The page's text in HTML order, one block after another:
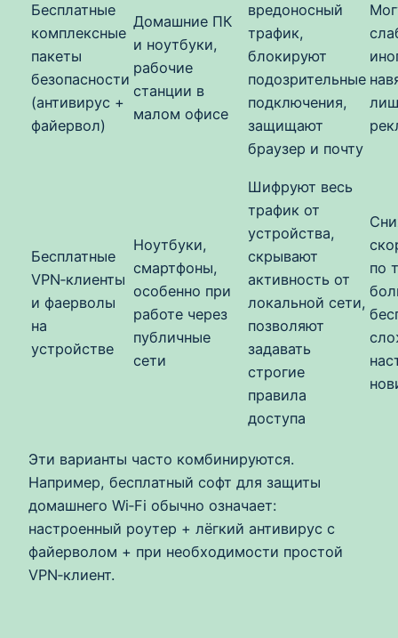
Бесплатные
комплексные
пакеты
безопасности
(антивирус +
файервол)
Домашние ПК
и ноутбуки,
рабочие
станции в
малом офисе
вредоносный
трафик,
блокируют
подозрительные
подключения,
защищают
браузер и почту
Бесплатные
VPN‑клиенты
и фаерволы
на
устройстве
Ноутбуки,
смартфоны,
особенно при
работе через
публичные
сети
Шифруют весь
трафик от
устройства,
скрывают
активность от
локальной сети,
позволяют
задавать
строгие
правила
доступа
по
Эти варианты часто комбинируются.
Например, бесплатный софт для защиты
домашнего Wi‑Fi обычно означает:
настроенный роутер + лёгкий антивирус с
файерволом + при необходимости простой
VPN‑клиент.